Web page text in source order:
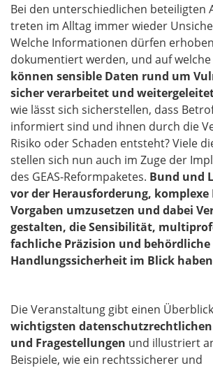
Bei den unterschiedlichen beteiligten
treten im Alltag immer wieder
Welche Informationen dürfen
dokumentiert werden, und auf welche
können sensible Daten rund um
sicher verarbeitet und
wie lässt sich sicherstellen, dass
informiert sind und ihnen durch die
Risiko oder Schaden entsteht? Viele
stellen sich nun auch im Zuge der
des GEAS-Reformpaketes. Bund und
vor der Herausforderung, komplexe
Vorgaben umzusetzen und dabei
gestalten, die Sensibilität,
fachliche Präzision und behördliche
Handlungssicherheit im Blick
Die Veranstaltung gibt einen
wichtigsten
und Fragestellungen und illustriert
Beispiele, wie ein rechtssicherer und